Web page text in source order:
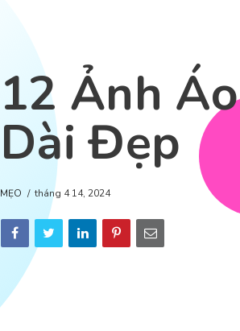
12 Ảnh Áo
Dài Đẹp
MẸO tháng 4 14, 2024